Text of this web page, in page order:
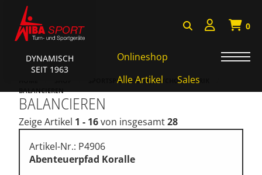
DYNAMISCH
SEIT 1963
0
Onlineshop
Alle Artikel
Sales
Badminton, Faustball
Bälle, Ballzubehör
Fitness, Funktional Training
SPORTSPIELGERÄTE, PSYCHOMOTORIK
BALANCIEREN
BALANCIEREN
Zeige Artikel 1 - 16von insgesamt28
Artikel-Nr.: P4906
Abenteuerpfad Koralle